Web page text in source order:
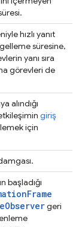
hızlı yanıt
süresine,
yanı sıra
görevleri de
alındığı
giriş
için
başladığı
geri